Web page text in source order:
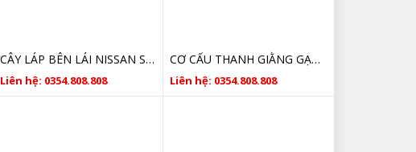
CÂY LÁP BÊN LÁI NISSAN SUNNY SỐ SÀN
Liên hệ: 0354.808.808
CƠ CẤU THANH GIẰNG GẠT MƯA NISSAN SUNNY 288401HB2A CHÍNH HÃNG
Liên hệ: 0354.808.808